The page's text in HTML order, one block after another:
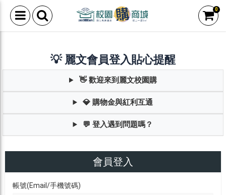
0
💡 麗文會員登入貼心提醒
👋 歡迎來到麗文校園購
💎 購物金與紅利互通
💬 登入遇到問題嗎？
會員登入
帳號(Email/手機號碼)